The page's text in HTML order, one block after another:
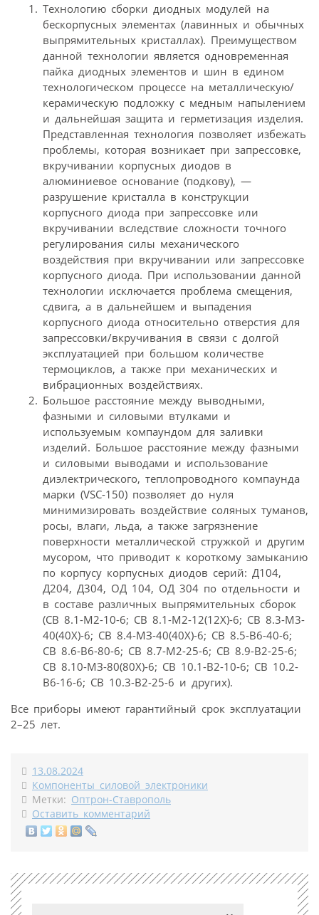
Технологию сборки диодных модулей на
бескорпусных элементах (лавинных и обычных
выпрямительных кристаллах). Преимуществом
данной технологии является одновременная
пайка диодных элементов и шин в едином
технологическом процессе на металлическую/
керамическую подложку с медным напылением
и дальнейшая защита и герметизация изделия.
Представленная технология позволяет избежать
проблемы, которая возникает при запрессовке,
вкручивании корпусных диодов в
алюминиевое основание (подкову), —
разрушение кристалла в конструкции
корпусного диода при запрессовке или
вкручивании вследствие сложности точного
регулирования силы механического
воздействия при вкручивании или запрессовке
корпусного диода. При использовании данной
технологии исключается проблема смещения,
сдвига, а в дальнейшем и выпадения
корпусного диода относительно отверстия для
запрессовки/вкручивания в связи с долгой
эксплуатацией при большом количестве
термоциклов, а также при механических и
вибрационных воздействиях.
Большое расстояние между выводными,
фазными и силовыми втулками и
используемым компаундом для заливки
изделий. Большое расстояние между фазными
и силовыми выводами и использование
диэлектрического, теплопроводного компаунда
марки (VSC-150) позволяет до нуля
минимизировать воздействие соляных туманов,
росы, влаги, льда, а также загрязнение
поверхности металлической стружкой и другим
мусором, что приводит к короткому замыканию
по корпусу корпусных диодов серий: Д104,
Д204, Д304, ОД 104, ОД 304 по отдельности и
в составе различных выпрямительных сборок
(СВ 8.1-М2-10-6; СВ 8.1-М2-12(12Х)-6; CВ 8.3-М3-
40(40Х)-6; СВ 8.4-МЗ-40(40Х)-6; СВ 8.5-В6-40-6;
СВ 8.6-В6-80-6; СВ 8.7-М2-25-6; СВ 8.9-В2-25-6;
СВ 8.10-МЗ-80(80Х)-6; СВ 10.1-В2-10-6; СВ 10.2-
В6-16-6; СВ 10.3-В2-25-6 и других).
Все приборы имеют гарантийный срок эксплуатации
2–25 лет.
13.08.2024
Компоненты силовой электроники
Метки: Оптрон-Ставрополь
Оставить комментарий